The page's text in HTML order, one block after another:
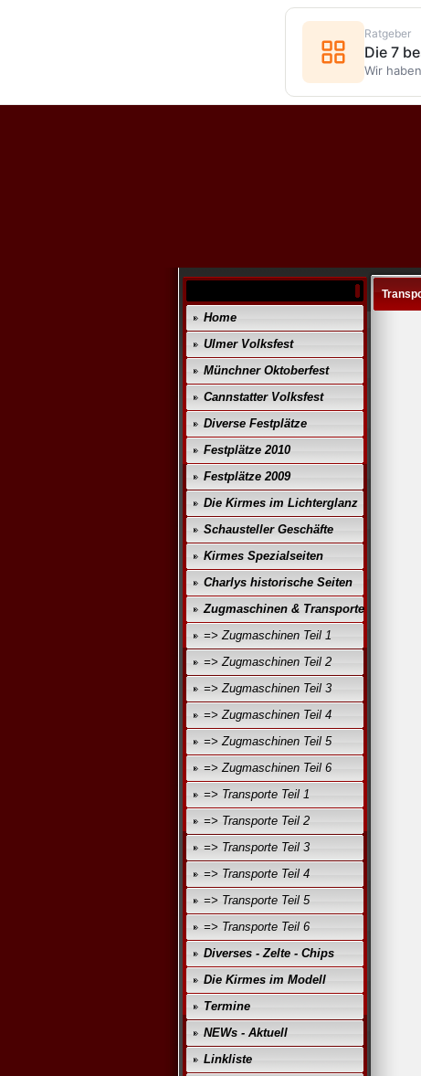
Home
Ulmer Volksfest
Münchner Oktoberfest
Cannstatter Volksfest
Diverse Festplätze
Festplätze 2010
Festplätze 2009
Die Kirmes im Lichterglanz
Schausteller Geschäfte
Kirmes Spezialseiten
Charlys historische Seiten
Zugmaschinen & Transporte
=> Zugmaschinen Teil 1
=> Zugmaschinen Teil 2
=> Zugmaschinen Teil 3
=> Zugmaschinen Teil 4
=> Zugmaschinen Teil 5
=> Zugmaschinen Teil 6
=> Transporte Teil 1
=> Transporte Teil 2
=> Transporte Teil 3
=> Transporte Teil 4
=> Transporte Teil 5
=> Transporte Teil 6
Diverses - Zelte - Chips
Die Kirmes im Modell
Termine
NEWs - Aktuell
Linkliste
Ratgeber
Die 7
Wir